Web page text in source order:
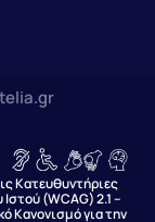
Κατευθυντήριες
(WCAG) 2.1 –
Κανονισμό για την